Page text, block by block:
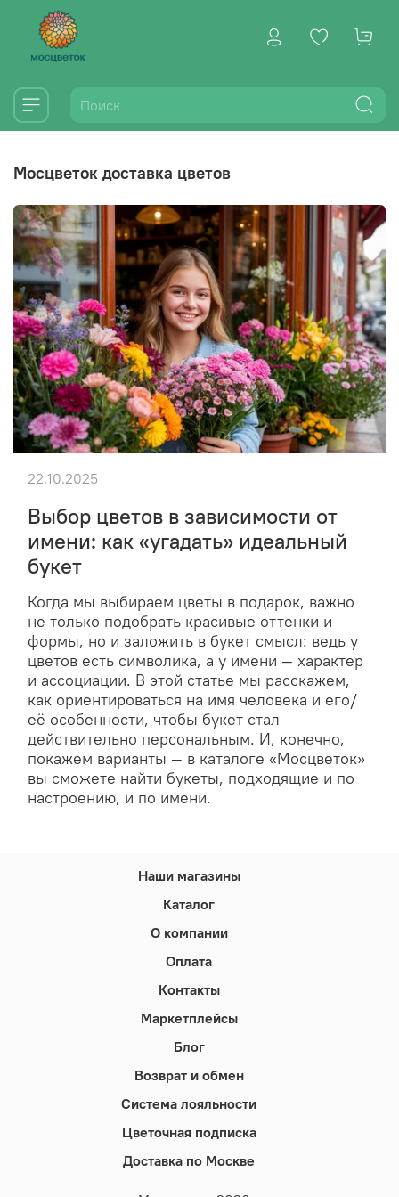
мосцветок доставка цветов
Выбор цветов в зависимости от
имени: как «угадать» идеальный
букет
Когда мы выбираем цветы в подарок, важно
не только подобрать красивые оттенки и
формы, но и заложить в букет смысл: ведь у
цветов есть символика, а у имени — характер
и ассоциации. В этой статье мы расскажем,
как ориентироваться на имя человека и его/
её особенности, чтобы букет стал
действительно персональным. И, конечно,
покажем варианты — в каталоге «Мосцветок»
вы сможете найти букеты, подходящие и по
настроению, и по имени.
22.10.2025
Наши магазины
Каталог
О компании
Оплата
Контакты
Маркетплейсы
Блог
Возврат и обмен
Система лояльности
Цветочная подписка
Доставка по Москве